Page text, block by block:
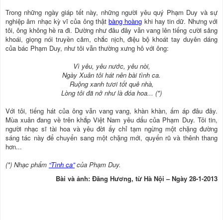
Trong những ngày giáp tết này, những người yêu quý Phạm Duy và sự
nghiệp âm nhạc kỳ vĩ của ông thậtbàng hoàng khi hay tin dữ. Nhưng với
tôi, ông không hề ra đi. Dường như đâu đây vẫn vang lên tiếng cười sảng
khoái, giọng nói truyền cảm, chắc nịch, điệu bộ khoát tay duyên dáng
của bác Phạm Duy, như tôi vẫn thường xưng hô với ông:
Vì yêu, yêu nước, yêu nòi,
Ngày Xuân tôi hát nên bài tình ca.
Ruộng xanh tươi tốt quê nhà,
Lòng tôi đã nở như là đóa hoa... (*)
Với tôi, tiếng hát của ông vẫn vang vang, khàn khàn, ấm áp đâu đây.
Mùa xuân đang về trên khắp Việt Nam yêu dấu của Phạm Duy. Tôi tin,
người nhạc sĩ tài hoa và yêu đời ấy chỉ tạm ngừng một chặng đường
sáng tác này để chuyển sang một chặng mới, quyến rũ và thênh thang
hơn...
(*) Nhạc phẩm “Tình ca”của Phạm Duy.
Bài và ảnh: Đăng Hương, từ Hà Nội – Ngày 28-1-2013